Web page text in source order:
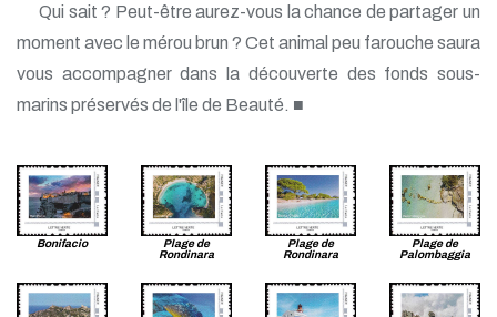
Qui sait ? Peut-être aurez-vous la chance de partager un
moment avec le mérou brun ? Cet animal peu farouche saura
vous accompagner dans la découverte des fonds sous-
marins préservés de l'île de Beauté. ■
Bonifacio
Plage de
Rondinara
Plage de
Rondinara
Plage de
Palombaggia